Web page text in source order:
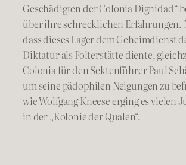
Geschädigten der Colonia Dignidad“
über ihre schrecklichen Erfahrungen.
dass dieses Lager dem Geheimdienst
Diktatur als Folterstätte diente,
Colonia für den Sektenführer Paul
um seine pädophilen Neigungen zu
wie Wolfgang Kneese erging es vielen
in der „Kolonie der Qualen“.